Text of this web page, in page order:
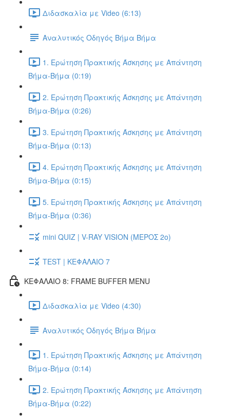
Διδασκαλία με Video (6:13)
Αναλυτικός Οδηγός Βήμα Βήμα
1. Ερώτηση Πρακτικής Άσκησης με Απάντηση
Βήμα-Βήμα (0:19)
2. Ερώτηση Πρακτικής Άσκησης με Απάντηση
Βήμα-Βήμα (0:26)
3. Ερώτηση Πρακτικής Άσκησης με Απάντηση
Βήμα-Βήμα (0:13)
4. Ερώτηση Πρακτικής Άσκησης με Απάντηση
Βήμα-Βήμα (0:15)
5. Ερώτηση Πρακτικής Άσκησης με Απάντηση
Βήμα-Βήμα (0:36)
mini QUIZ | V-RAY VISION (ΜΕΡΟΣ 2ο)
TEST | ΚΕΦΑΛΑΙΟ 7
ΚΕΦΑΛΑΙΟ 8: FRAME BUFFER MENU
Διδασκαλία με Video (4:30)
Αναλυτικός Οδηγός Βήμα Βήμα
1. Ερώτηση Πρακτικής Άσκησης με Απάντηση
Βήμα-Βήμα (0:14)
2. Ερώτηση Πρακτικής Άσκησης με Απάντηση
Βήμα-Βήμα (0:22)